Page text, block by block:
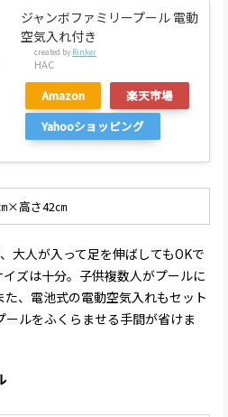
ジャンボファミリープール 電動
空気入れ付き
created by Rinker
HAC
Amazon
楽天市場
Yahooショッピング
×高さ42㎝
大人が入って足を伸ばしてもOKで
ズは十分。子供複数人がプールに
、電池式の電動空気入れもセット
ルをふくらませる手間が省けま